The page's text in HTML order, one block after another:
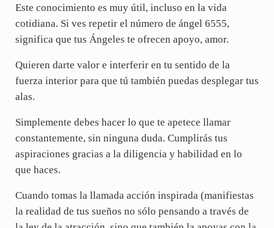
Este conocimiento es muy útil, incluso en la vida
cotidiana. Si ves repetir el número de ángel 6555,
significa que tus Ángeles te ofrecen apoyo, amor.
Quieren darte valor e interferir en tu sentido de la
fuerza interior para que tú también puedas desplegar tus
alas.
Simplemente debes hacer lo que te apetece llamar
constantemente, sin ninguna duda. Cumplirás tus
aspiraciones gracias a la diligencia y habilidad en lo
que haces.
Cuando tomas la llamada acción inspirada (manifiestas
la realidad de tus sueños no sólo pensando a través de